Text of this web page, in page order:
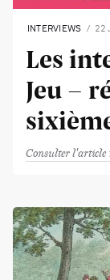
INTERVIEWS 22
Les
Jeu -
Consulter l'article